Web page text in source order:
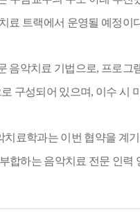
료 트랙에서 운영될 예정이
음악치료 기법으로, 프로그
구성되어 있으며, 이수 시
료학과는 이번 협약을 계
합하는 음악치료 전문 인력